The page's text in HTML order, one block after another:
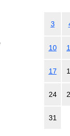
3
10
17
24
31